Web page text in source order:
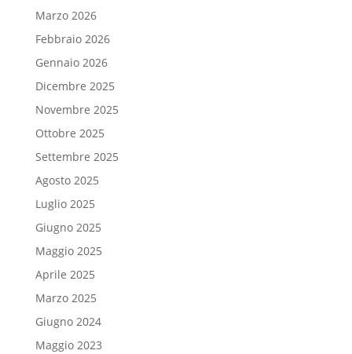
Marzo 2026
Febbraio 2026
Gennaio 2026
Dicembre 2025
Novembre 2025
Ottobre 2025
Settembre 2025
Agosto 2025
Luglio 2025
Giugno 2025
Maggio 2025
Aprile 2025
Marzo 2025
Giugno 2024
Maggio 2023